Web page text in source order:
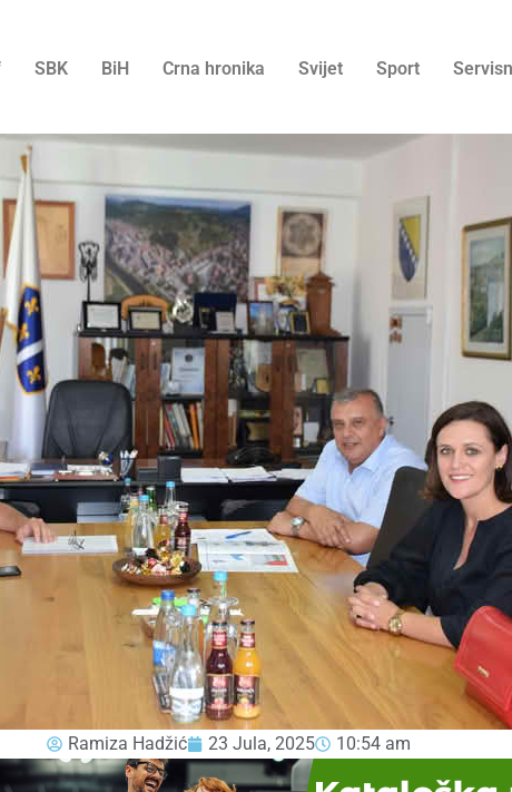
SBK BiH Crna hronika Svijet Sport
Ramiza Hadžić 23 Jula, 2025 10:54 am